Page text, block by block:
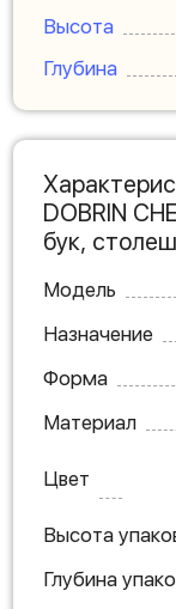
Высота
Глубина
DOBRIN
бук,
Модель
Назначение
Форма
Материал
Цвет
Высота
Глубина